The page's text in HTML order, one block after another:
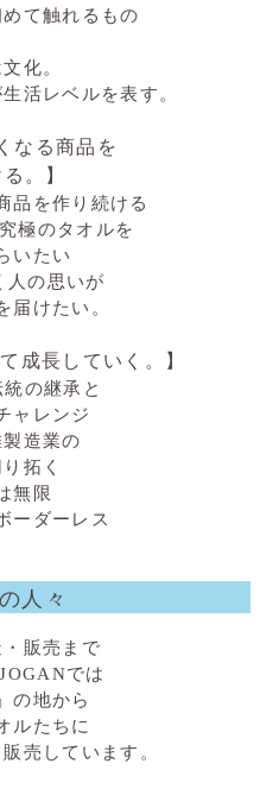
て触れるもの
化。
活レベルを表す。
なる商品を
。】
品を作り続ける
極のタオルを
いたい
人の思いが
届けたい。
成長していく。】
の継承と
ャレンジ
造業の
拓く
無限
ーダーレス
人々
販売まで
では
の地から
ルたちに
売しています。